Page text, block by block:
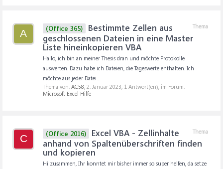
A
Thema
(Office 365)
Bestimmte Zellen aus
geschlossenen Dateien in eine Master
Liste hineinkopieren VBA
Hallo, ich bin an meiner Thesis dran und möchte Protokolle
auswerten. Dazu habe ich Dateien, die Tageswerte enthalten. Ich
möchte aus jeder Datei...
Thema von: AC58, 2. Januar 2023, 1 Antwort(en), im Forum:
Microsoft Excel Hilfe
C
Thema
(Office 2016)
Excel VBA - Zellinhalte
anhand von Spaltenüberschriften finden
und kopieren
Hi zusammen, Ihr konntet mir bisher immer so super helfen, da setze